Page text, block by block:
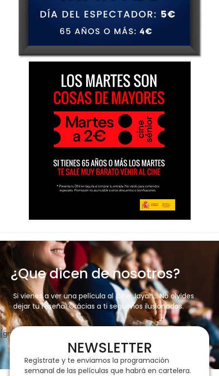
¿Que dicen de nosotros?
Si vienes a ver una película al Cine Jayan… No olvides
dejar tu reseña! Grácias a ti seguimos ilusionados.
[grw id=4314]
NEWSLETTER
Regístrate y te enviamos la programación
semanal de las películas que habrá en cartelera.